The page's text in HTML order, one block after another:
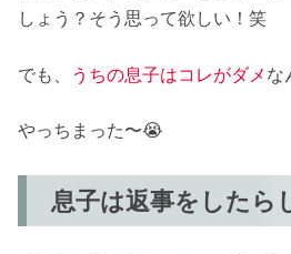
しょう？そう思って欲しい！笑
でも、 うちの息子はコレがダメ な
やっちまった〜😭
息子は返事をしたら